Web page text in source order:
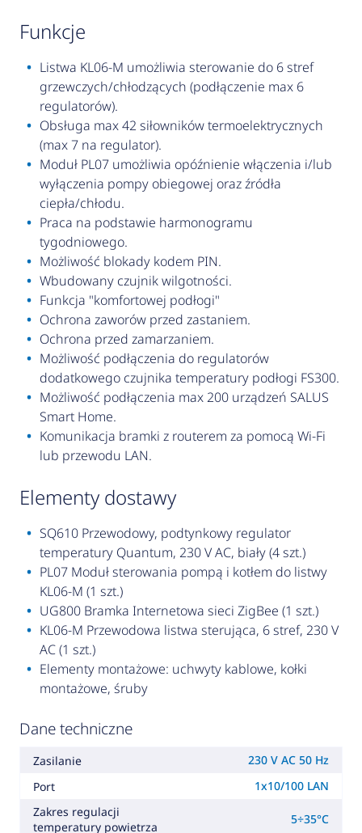
funkcje
Listwa KL06-M umożliwia sterowanie do 6 stref
grzewczych/chłodzących (podłączenie max 6
regulatorów).
Obsługa max 42 siłowników termoelektrycznych
(max 7 na regulator).
Moduł PL07 umożliwia opóźnienie włączenia i/lub
wyłączenia pompy obiegowej oraz źródła
ciepła/chłodu.
Praca na podstawie harmonogramu
tygodniowego.
Możliwość blokady kodem PIN.
Wbudowany czujnik wilgotności.
Funkcja "komfortowej podłogi"
Ochrona zaworów przed zastaniem.
Ochrona przed zamarzaniem.
Możliwość podłączenia do regulatorów
dodatkowego czujnika temperatury podłogi FS300.
Możliwość podłączenia max 200 urządzeń SALUS
Smart Home.
Komunikacja bramki z routerem za pomocą Wi-Fi
lub przewodu LAN.
elementy dostawy
SQ610 Przewodowy, podtynkowy regulator
temperatury Quantum, 230 V AC, biały (4 szt.)
PL07 Moduł sterowania pompą i kotłem do listwy
KL06-M (1 szt.)
UG800 Bramka Internetowa sieci ZigBee (1 szt.)
KL06-M Przewodowa listwa sterująca, 6 stref, 230 V
AC (1 szt.)
Elementy montażowe: uchwyty kablowe, kołki
montażowe, śruby
Dane techniczne
Zasilanie
230 V AC 50 Hz
Port
1x10/100 LAN
Zakres regulacji
temperatury powietrza
5÷35°C